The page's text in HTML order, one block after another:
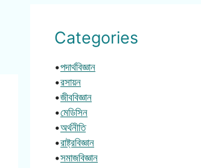
Categories
•পদার্থবিজ্ঞান
•রসায়ন
•জীববিজ্ঞান
•মেডিসিন
•অর্থনীতি
•রাষ্ট্রবিজ্ঞান
•সমাজবিজ্ঞান